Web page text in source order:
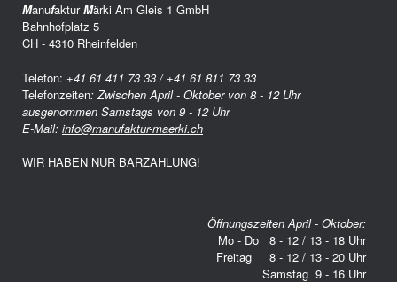
ManufakturMärki Am Gleis 1 GmbH
Bahnhofplatz 5
CH - 4310 Rheinfelden
Telefon: +41 61 411 73 33 / +41 61 811 73 33
Telefonzeiten: Zwischen April - Oktober von 8 - 12 Uhr
ausgenommen Samstags von 9 - 12 Uhr
E-Mail: info@manufaktur-maerki.ch
WIR HABEN NUR BARZAHLUNG!
Öffnungszeiten April - Oktober:
Mo - Do 8 - 12 / 13 - 18 Uhr
Freitag 8 - 12 / 13 - 20 Uhr
Samstag 9 - 16 Uhr